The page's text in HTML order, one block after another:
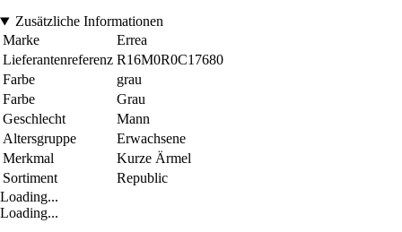
Zusätzliche Informationen
Marke
Errea
Lieferantenreferenz R16M0R0C17680
Farbe
grau
Farbe
Grau
Geschlecht
Mann
Altersgruppe
Erwachsene
Merkmal
Kurze Ärmel
Sortiment
Republic
Loading...
Loading...